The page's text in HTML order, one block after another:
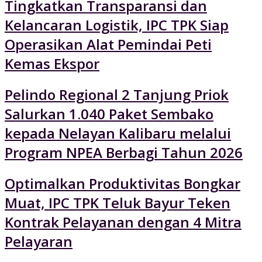
Tingkatkan Transparansi dan
Kelancaran Logistik, IPC TPK Siap
Operasikan Alat Pemindai Peti
Kemas Ekspor
Pelindo Regional 2 Tanjung Priok
Salurkan 1.040 Paket Sembako
kepada Nelayan Kalibaru melalui
Program NPEA Berbagi Tahun 2026
Optimalkan Produktivitas Bongkar
Muat, IPC TPK Teluk Bayur Teken
Kontrak Pelayanan dengan 4 Mitra
Pelayaran